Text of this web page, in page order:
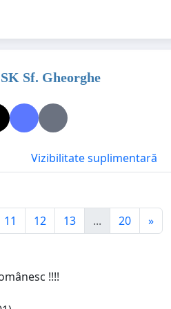
Sf. Gheorghe
Vizibilitate suplimentară
11 12 13 ... 20 »
!!!!